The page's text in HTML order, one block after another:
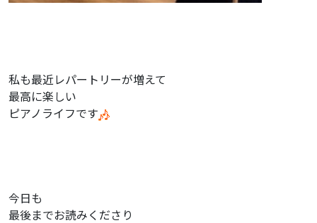
私も最近レパートリーが増えて
最高に楽しい
ピアノライフです
今日も
最後までお読みくださり